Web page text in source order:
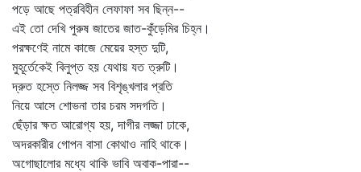
পড়ে আছে পত্রবিহীন লেফাফা সব ছিন্ন--
এই তো দেখি পুরুষ জাতের জাত-কুঁড়েমির চিহ্ন।
পরক্ষণেই নামে কাজে মেয়ের হস্ত দুটি,
মুহূর্তেকেই বিলুপ্ত হয় যেথায় যত ত্রুটি।
দ্রুত হস্তে নিলজ্জ সব বিশৃঙ্খলার প্রতি
নিয়ে আসে শোভনা তার চরম সদগতি।
ছেঁড়ার ক্ষত আরোগ্য হয়, দাগীর লজ্জা ঢাকে,
অদরকারীর গোপন বাসা কোথাও নাহি থাকে।
অগোছালোর মধ্যে থাকি ভাবি অবাক-পারা--